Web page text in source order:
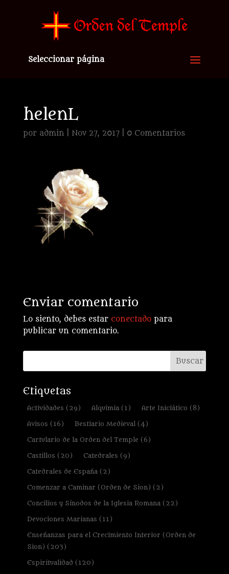
Seleccionar página
helenL
por admin Nov 27, 2017| 0 Comentarios
Enviar comentario
Lo siento, debes estar conectadopara
publicar un comentario.
Etiquetas
Actividades (29) Alquimia(1) Arte Iniciático (8)
Avisos (16) Bestiario Medieval(4)
Cartulario de la Orden del Temple (6)
Castillos (20) Catedrales (9)
Catedrales de España(2)
Comenzar a Caminar (Orden de Sion) (2)
Concilios y Sínodos de la Iglesia Romana(22)
Devociones Marianas (11)
Enseñanzas para el Crecimiento Interior (Orden de
Sion) (203)
Espiritualidad (120)